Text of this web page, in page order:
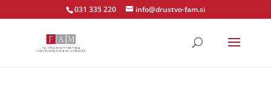
031 335 220 info@drustvo-fam.si